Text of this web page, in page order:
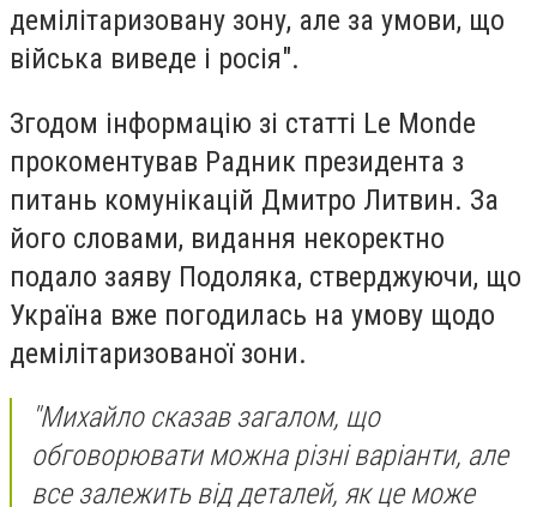
демілітаризовану зону, але за умови, що
війська виведе і росія".
Згодом інформацію зі статті Le Monde
прокоментував Радник президента з
питань комунікацій Дмитро Литвин. За
його словами, видання некоректно
подало заяву Подоляка, стверджуючи, що
Україна вже погодилась на умову щодо
демілітаризованої зони.
"Михайло сказав загалом, що
обговорювати можна різні варіанти, але
все залежить від деталей, як це може